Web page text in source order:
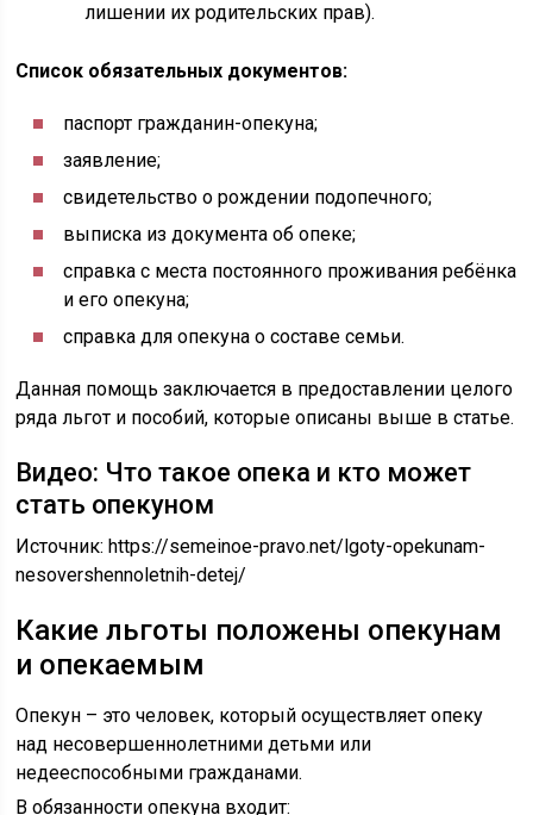
лишении их родительских прав).
Список обязательных документов:
паспорт гражданин-опекуна;
заявление;
свидетельство о рождении подопечного;
выписка из документа об опеке;
справка с места постоянного проживания ребёнка
и его опекуна;
справка для опекуна о составе семьи.
Данная помощь заключается в предоставлении целого
ряда льгот и пособий, которые описаны выше в статье.
Видео: Что такое опека и кто может
стать опекуном
Источник:https://semeinoe-pravo.net/lgoty-opekunam-
nesovershennoletnih-detej/
Какие льготы положены опекунам
и опекаемым
Опекун – это человек, который осуществляет опеку
над несовершеннолетними детьми или
недееспособными гражданами.
В обязанности опекуна входит: